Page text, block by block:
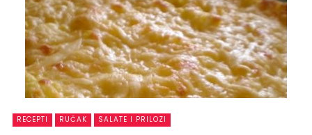
RECEPTI RUČAK SALATE I PRILOZI